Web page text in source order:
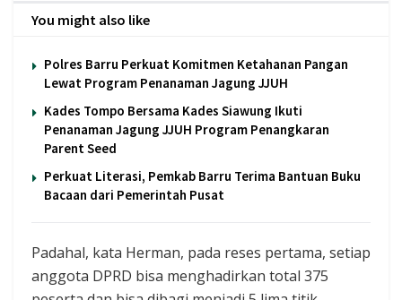
You might also like
Polres Barru Perkuat Komitmen Ketahanan Pangan
Lewat Program Penanaman Jagung JJUH
Kades Tompo Bersama Kades Siawung Ikuti
Penanaman Jagung JJUH Program Penangkaran
Parent Seed
Perkuat Literasi, Pemkab Barru Terima Bantuan Buku
Bacaan dari Pemerintah Pusat
Padahal, kata Herman, pada reses pertama, setiap
anggota DPRD bisa menghadirkan total 375